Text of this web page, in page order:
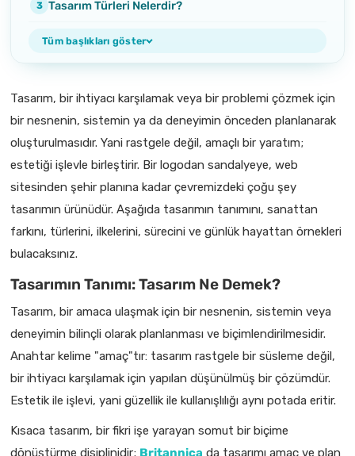
Tasarım Türleri Nelerdir?
Tüm başlıkları göster
Tasarım, bir ihtiyacı karşılamak veya bir problemi çözmek için
bir nesnenin, sistemin ya da deneyimin önceden planlanarak
oluşturulmasıdır. Yani rastgele değil, amaçlı bir yaratım;
estetiği işlevle birleştirir. Bir logodan sandalyeye, web
sitesinden şehir planına kadar çevremizdeki çoğu şey
tasarımın ürünüdür. Aşağıda tasarımın tanımını, sanattan
farkını, türlerini, ilkelerini, sürecini ve günlük hayattan örnekleri
bulacaksınız.
Tasarımın Tanımı: Tasarım Ne Demek?
Tasarım, bir amaca ulaşmak için bir nesnenin, sistemin veya
deneyimin bilinçli olarak planlanması ve biçimlendirilmesidir.
Anahtar kelime "amaç"tır: tasarım rastgele bir süsleme değil,
bir ihtiyacı karşılamak için yapılan düşünülmüş bir çözümdür.
Estetik ile işlevi, yani güzellik ile kullanışlılığı aynı potada eritir.
Kısaca tasarım, bir fikri işe yarayan somut bir biçime
dönüştürme disiplinidir; Britannica da tasarımı amaç ve plan